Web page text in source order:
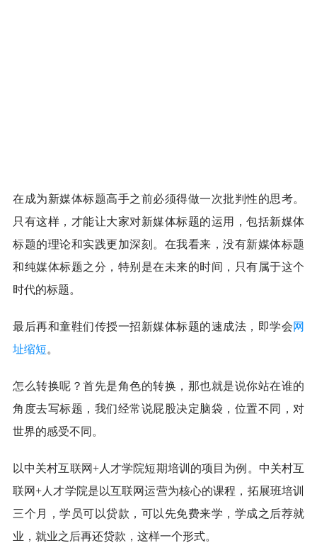
在成为新媒体标题高手之前必须得做一次批判性的思考。
只有这样，才能让大家对新媒体标题的运用，包括新媒体
标题的理论和实践更加深刻。在我看来，没有新媒体标题
和纯媒体标题之分，特别是在未来的时间，只有属于这个
时代的标题。
最后再和童鞋们传授一招新媒体标题的速成法，即学会网
址缩短。
怎么转换呢？首先是角色的转换，那也就是说你站在谁的
角度去写标题，我们经常说屁股决定脑袋，位置不同，对
世界的感受不同。
以中关村互联网+人才学院短期培训的项目为例。中关村互
联网+人才学院是以互联网运营为核心的课程，拓展班培训
三个月，学员可以贷款，可以先免费来学，学成之后荐就
业，就业之后再还贷款，这样一个形式。